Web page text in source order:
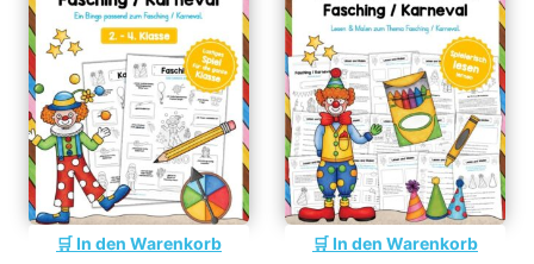
In den Warenkorb In den Warenkorb